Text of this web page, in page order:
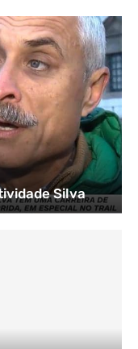
Silva